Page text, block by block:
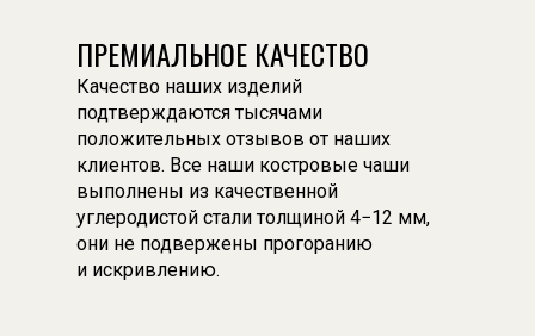
ПРЕМИАЛЬНОЕ КАЧЕСТВО
Качество наших изделий
подтверждаются тысячами
положительных отзывов от наших
клиентов. Все наши костровые чаши
выполнены из качественной
углеродистой стали толщиной 4−12 мм,
они не подвержены прогоранию
и искривлению.